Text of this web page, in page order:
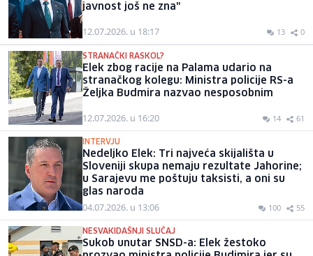
javnost još ne zna"
12.07.2026. u 18:17 13 0
STRANAČKI RASKOL?
Elek zbog racije na Palama udario na
stranačkog kolegu: Ministra policije RS-a
Željka Budmira nazvao nesposobnim
12.07.2026. u 16:20 14 61
INTERVJU
Nedeljko Elek: Tri najveća skijališta u
Sloveniji skupa nemaju rezultate Jahorine;
u Sarajevu me poštuju taksisti, a oni su
glas naroda
04.07.2026. u 13:06 100 55
NESVAKIDAŠNJI SLUČAJ
Sukob unutar SNSD-a: Elek žestoko